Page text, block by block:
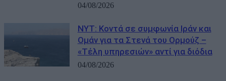
04/08/2026
NYT: Κοντά σε συμφωνία Ιράν και
Ομάν για τα Στενά του Ορμούζ –
«Τέλη υπηρεσιών» αντί για διόδια
04/08/2026